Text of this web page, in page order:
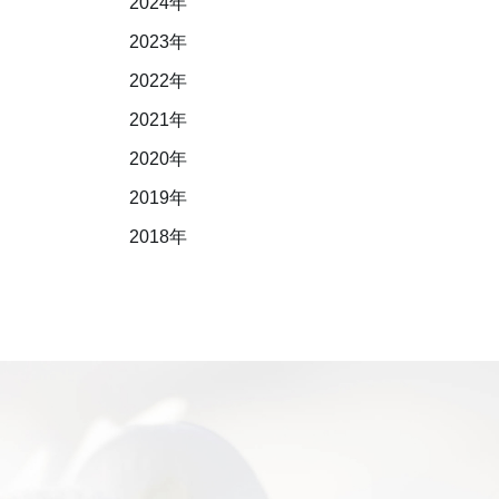
2023年
2022年
2021年
2020年
2019年
2018年